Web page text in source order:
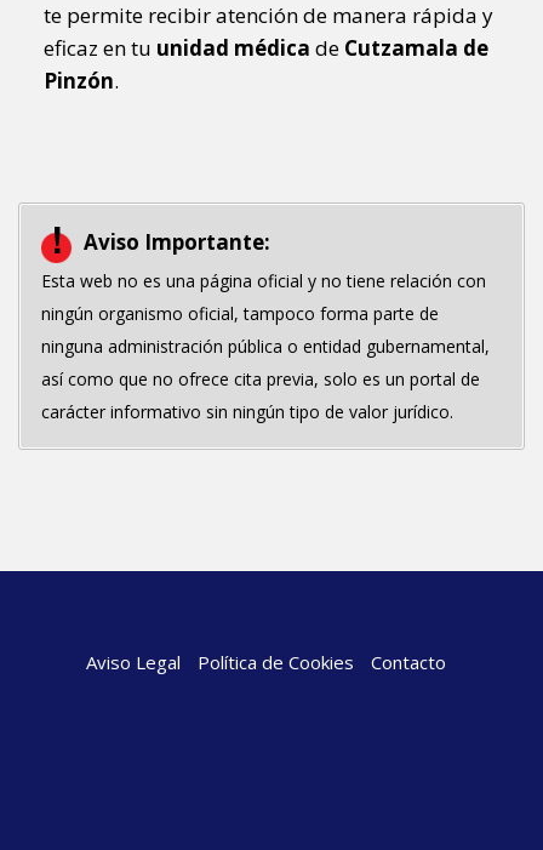
te permite recibir atención de manera rápida y
eficaz en tu unidad médica de Cutzamala de
Pinzón.
Aviso Importante:
Esta web no es una página oficial y no tiene relación con
ningún organismo oficial, tampoco forma parte de
ninguna administración pública o entidad gubernamental,
así como que no ofrece cita previa, solo es un portal de
carácter informativo sin ningún tipo de valor jurídico.
Aviso Legal Política de Cookies Contacto